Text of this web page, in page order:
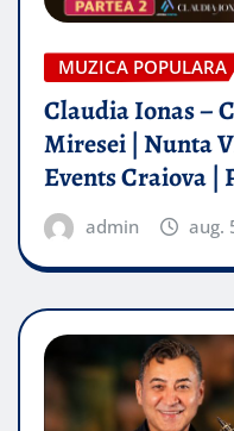
MUZICA POPULARA
Claudia Ionas –
Miresei | Nunta
Events Craiova |
admin aug.